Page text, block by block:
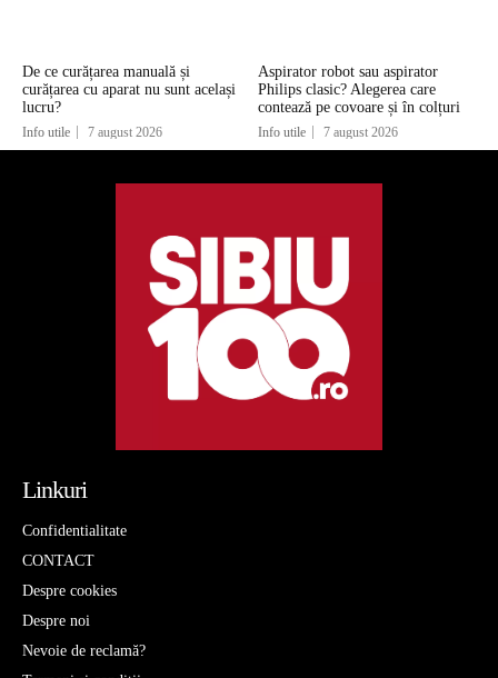
De ce curățarea manuală și
curățarea cu aparat nu sunt același
lucru?
Info utile 7 august 2026
Aspirator robot sau aspirator
Philips clasic? Alegerea care
contează pe covoare și în colțuri
Info utile 7 august 2026
Linkuri
Confidentialitate
CONTACT
Despre cookies
Despre noi
Nevoie de reclamă?